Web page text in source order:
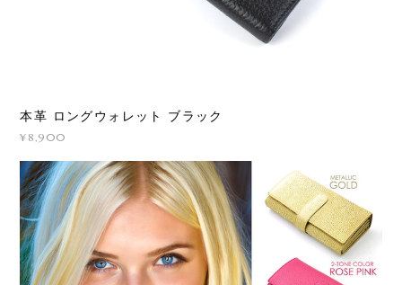
本革 ロングウォレット ブラック
¥8,900